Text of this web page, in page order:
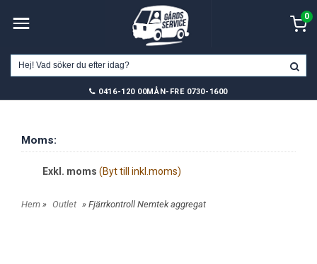
0
0416-120 00MÅN-FRE 0730-1600
Moms:
Exkl. moms (Byt till inkl.moms)
Hem » Outlet » Fjärrkontroll Nemtek aggregat